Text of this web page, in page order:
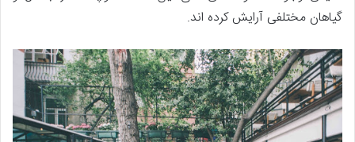
گیاهان مختلفی آرایش کرده اند.